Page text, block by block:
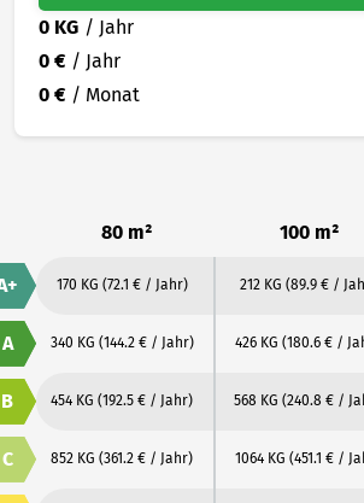
0 KG / Jahr
0 € / Jahr
0 € / Monat
80 m² 100 m²
170 KG (72.1 € / Jahr) 212 KG (89.9 € /
A 340 KG (144.2 € / Jahr) 426 KG (180.6 € /
B 454 KG (192.5 € / Jahr) 568 KG (240.8 € /
C 852 KG (361.2 € / Jahr) 1064 KG (451.1 € /